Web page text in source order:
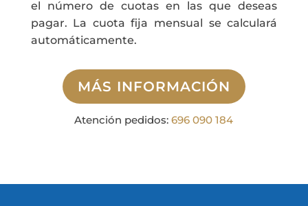
el número de cuotas en las que deseas
pagar. La cuota fija mensual se calculará
automáticamente.
MÁS INFORMACIÓN
Atención pedidos:696 090 184